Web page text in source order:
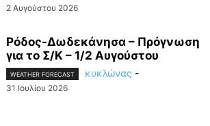
2 Αυγούστου 2026
Ρόδος-Δωδεκάνησα – Πρόγνωση
για το Σ/Κ – 1/2 Αυγούστου
WEATHER FORECAST κυκλώνας -
31 Ιουλίου 2026